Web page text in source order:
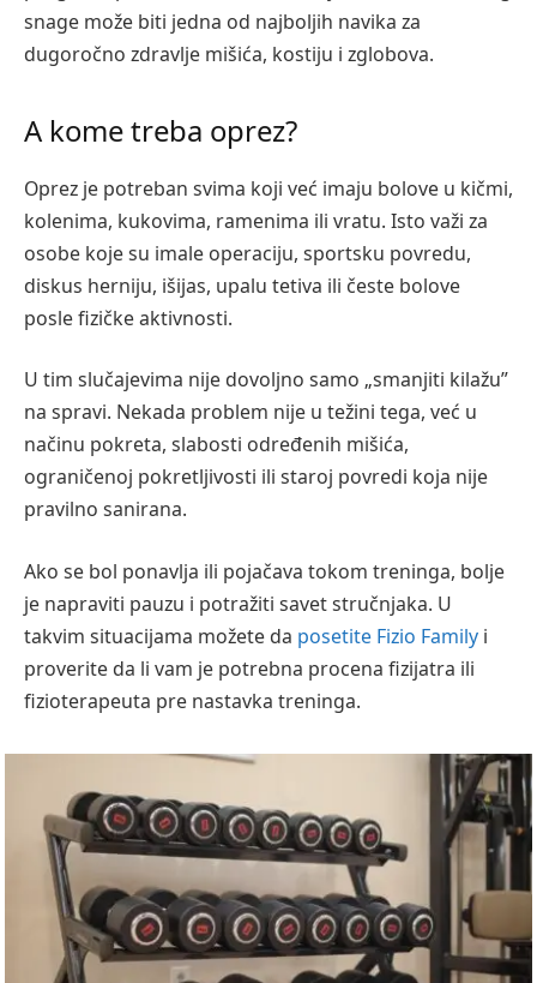
snage može biti jedna od najboljih navika za
dugoročno zdravlje mišića, kostiju i zglobova.
A kome treba oprez?
Oprez je potreban svima koji već imaju bolove u kičmi,
kolenima, kukovima, ramenima ili vratu. Isto važi za
osobe koje su imale operaciju, sportsku povredu,
diskus herniju, išijas, upalu tetiva ili česte bolove
posle fizičke aktivnosti.
U tim slučajevima nije dovoljno samo „smanjiti kilažu”
na spravi. Nekada problem nije u težini tega, već u
načinu pokreta, slabosti određenih mišića,
ograničenoj pokretljivosti ili staroj povredi koja nije
pravilno sanirana.
Ako se bol ponavlja ili pojačava tokom treninga, bolje
je napraviti pauzu i potražiti savet stručnjaka. U
takvim situacijama možete da posetite Fizio Family i
proverite da li vam je potrebna procena fizijatra ili
fizioterapeuta pre nastavka treninga.